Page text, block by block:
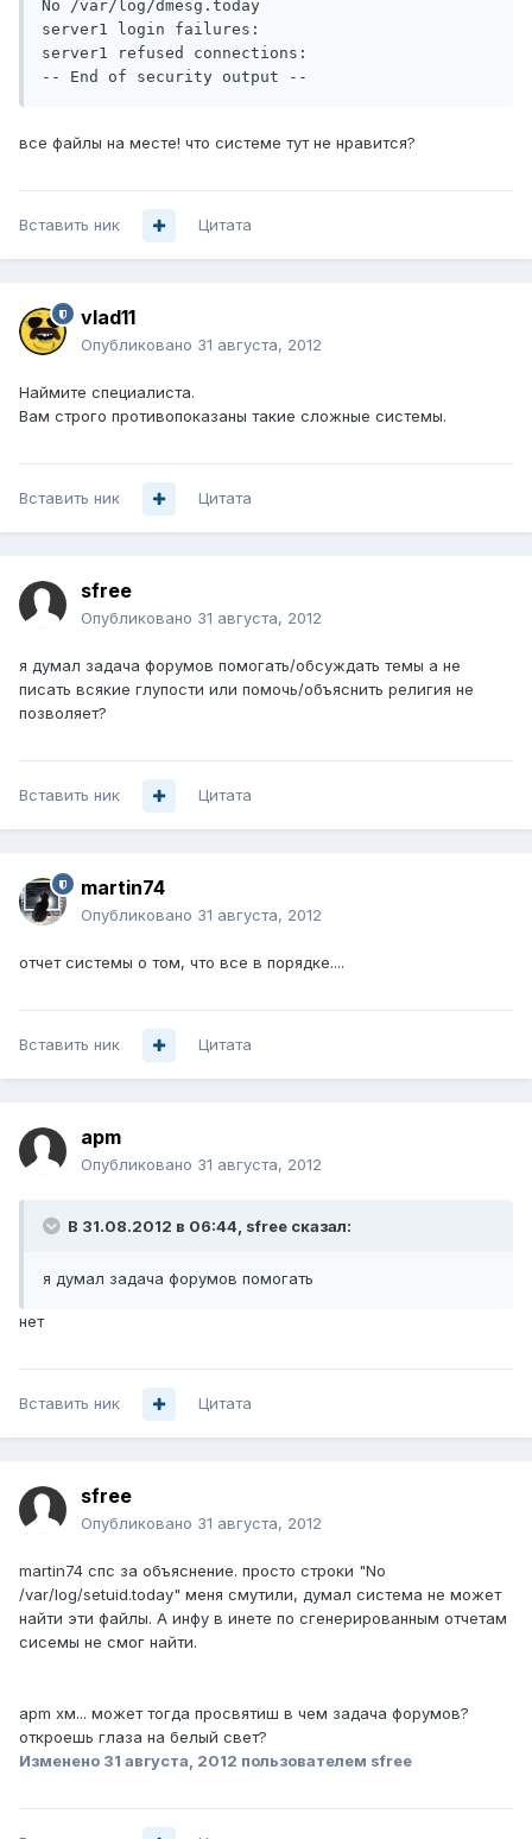
No /var/log/dmesg.today
server1 login failures:
server1 refused connections:
-- End of security output --
все файлы на месте! что системе тут не нравится?
Вставить ник Цитата
vlad11
Опубликовано 31 августа, 2012
Наймите специалиста.
Вам строго противопоказаны такие сложные системы.
Вставить ник Цитата
sfree
Опубликовано 31 августа, 2012
я думал задача форумов помогать/обсуждать темы а не
писать всякие глупости или помочь/объяснить религия не
позволяет?
Вставить ник Цитата
martin74
Опубликовано 31 августа, 2012
отчет системы о том, что все в порядке....
Вставить ник Цитата
apm
Опубликовано 31 августа, 2012
В 31.08.2012 в 06:44, sfree сказал:
я думал задача форумов помогать
нет
Вставить ник Цитата
sfree
Опубликовано 31 августа, 2012
martin74 спс за объяснение. просто строки "No
/var/log/setuid.today" меня смутили, думал система не может
найти эти файлы. А инфу в инете по сгенерированным отчетам
сисемы не смог найти.
apm хм... может тогда просвятиш в чем задача форумов?
откроешь глаза на белый свет?
Изменено 31 августа, 2012 пользователем sfree